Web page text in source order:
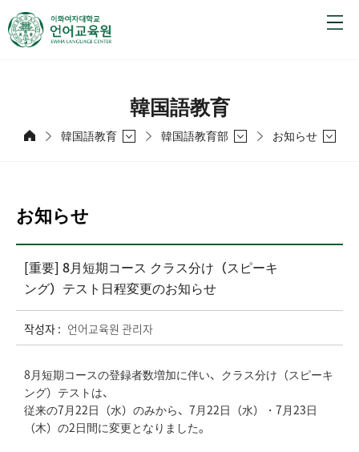
韓国語教育
韓国語教育 韓国語教育部 お知らせ
お知らせ
[重要] 8月短期コース クラス分け（スピーキ
ング）テスト日程変更のお知らせ
작성자 : 언어교육원 관리자
8月短期コースの登録者数増加に伴い、クラス分け（スピーキ
ング）テストは、
従来の7月22日（水）のみから、7月22日（水）・7月23日
（木）の2日間に変更となりました。